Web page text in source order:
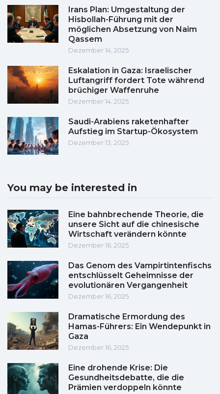
Irans Plan: Umgestaltung der
Hisbollah-Führung mit der
möglichen Absetzung von Naim
Qassem
Dezember 14, 2025
Eskalation in Gaza: Israelischer
Luftangriff fordert Tote während
brüchiger Waffenruhe
Dezember 14, 2025
Saudi-Arabiens raketenhafter
Aufstieg im Startup-Ökosystem
Dezember 13, 2025
You may be interested in
Eine bahnbrechende Theorie, die
unsere Sicht auf die chinesische
Wirtschaft verändern könnte
Dezember 16, 2025
Das Genom des Vampirtintenfischs
entschlüsselt Geheimnisse der
evolutionären Vergangenheit
Dezember 16, 2025
Dramatische Ermordung des
Hamas-Führers: Ein Wendepunkt in
Gaza
Dezember 16, 2025
Eine drohende Krise: Die
Gesundheitsdebatte, die die
Prämien verdoppeln könnte